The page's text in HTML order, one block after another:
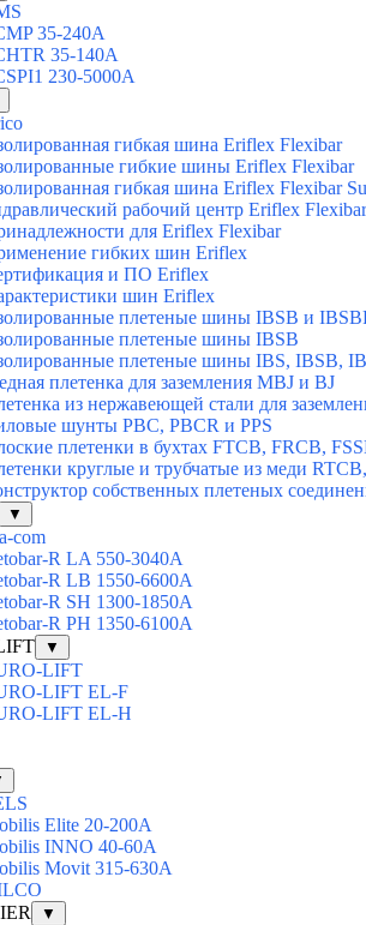
35-240A
35-140А
230-5000A
гибкая шина Eriflex Flexibar
гибкие шины Eriflex Flexibar
гибкая шина Eriflex Flexibar
рабочий центр Eriflex Flexibar
для Eriflex Flexibar
гибких шин Eriflex
и ПО Eriflex
шин Eriflex
плетеные шины IBSB и
плетеные шины IBSB
плетеные шины IBS, IBSB,
плетенка для заземления MBJ и BJ
из нержавеющей стали для
шунты PBC, PBCR и PPS
плетенки в бухтах FTCB, FRCB,
круглые и трубчатые из меди
собственных плетеных
▼
com
R LA 550-3040А
R LВ 1550-6600А
R SH 1300-1850A
R РH 1350-6100А
▼
LIFT
LIFT EL-F
LIFT EL-H
Elite 20-200А
INNO 40-60А
Movit 315-630А
▼